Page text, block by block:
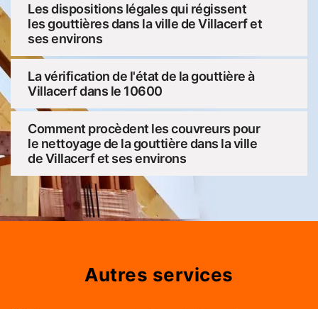
Les dispositions légales qui régissent
les gouttières dans la ville de Villacerf et
ses environs
La vérification de l'état de la gouttière à
Villacerf dans le 10600
Comment procèdent les couvreurs pour
le nettoyage de la gouttière dans la ville
de Villacerf et ses environs
Autres services